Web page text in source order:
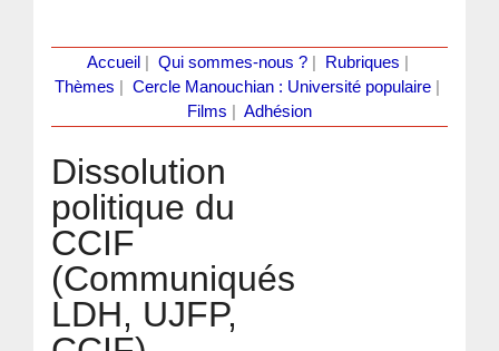
Accueil Qui sommes-nous ?| Rubriques
Thèmes
Cercle Manouchian : Université populaire
Films
Adhésion
Dissolution
politique du
CCIF
(Communiqués
LDH, UJFP,